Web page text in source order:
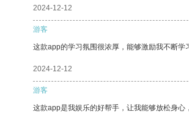
2024-12-12
游客
这款app的学习氛围很浓厚，能够激励我不断学
2024-12-12
游客
这款app是我娱乐的好帮手，让我能够放松身心